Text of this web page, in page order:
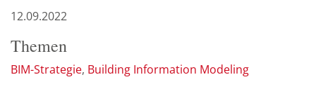
12.09.2022
Themen
BIM-Strategie Building Information Modeling